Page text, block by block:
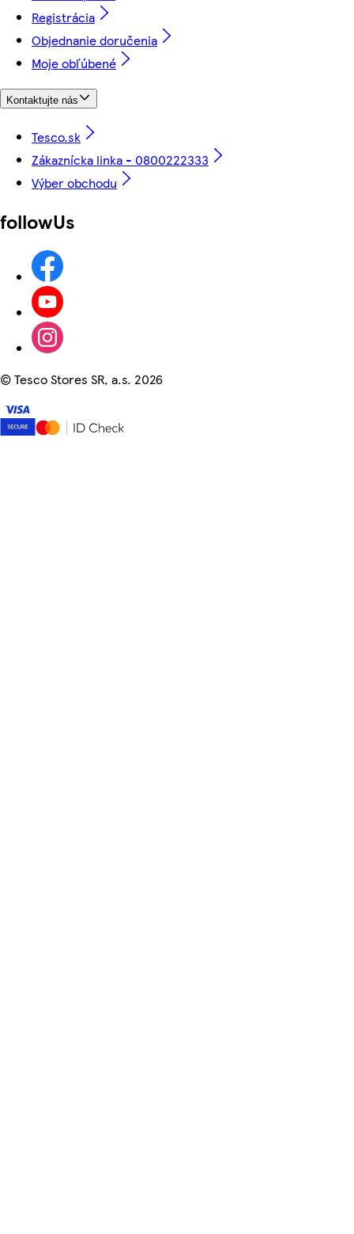
Registrácia
Objednanie doručenia
Moje obľúbené
Kontaktujte nás
Tesco.sk
Zákaznícka linka - 0800222333
Výber obchodu
followUs
©Tesco Stores SR, a.s. 2026